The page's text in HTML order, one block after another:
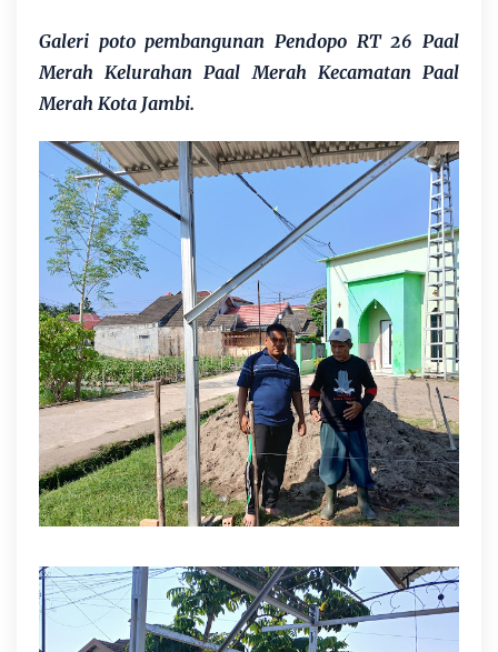
Galeri poto pembangunan Pendopo RT 26 Paal
Merah Kelurahan Paal Merah Kecamatan Paal
Merah Kota Jambi.